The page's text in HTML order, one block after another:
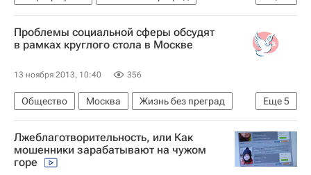
Российское общество социологов
Здоровье
Проблемы социальной сферы обсудят
в рамках круглого стола в Москве
13 ноября 2013, 10:40 356
Еще5
Общество Москва
Жизнь без преград
Европа
Центральный ФО
Весь мир
Здоровье
Россия
Лжеблаготворительность, или Как
мошенники зарабатывают на чужом
горе